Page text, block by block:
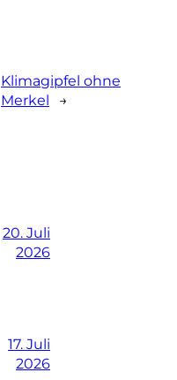
Klimagipfel ohne
Merkel
→
20. Juli
2026
17. Juli
2026